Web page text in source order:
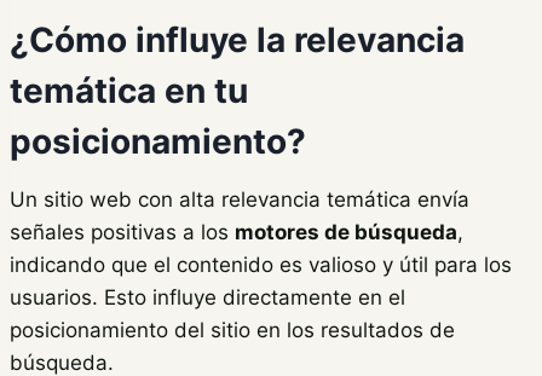
¿Cómo influye la relevancia
temática en tu
posicionamiento?
Un sitio web con alta relevancia temática envía
señales positivas a los motores de búsqueda,
indicando que el contenido es valioso y útil para los
usuarios. Esto influye directamente en el
posicionamiento del sitio en los resultados de
búsqueda.